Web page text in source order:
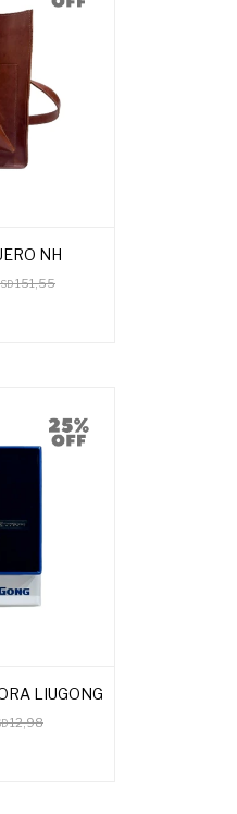
NH
151,55
LIUGONG
12,98